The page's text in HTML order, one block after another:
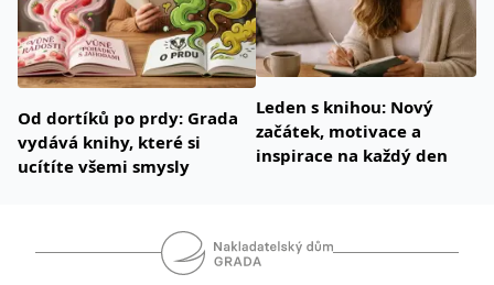
Od dortíků po prdy: Grada
vydává knihy, které si
ucítíte všemi smysly
Leden s knihou: Nový
začátek, motivace a
inspirace na každý den